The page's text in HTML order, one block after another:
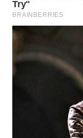
WN
DAIRI
DANAU